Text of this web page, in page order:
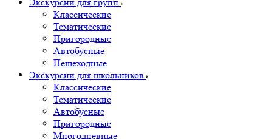
Классические
Тематические
Пригородные
Автобусные
Пешеходные
Экскурсии для школьников
Классические
Тематические
Автобусные
Пригородные
Многодневные